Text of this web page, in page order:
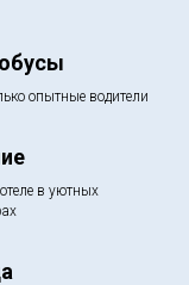
опытные водители
в уютных